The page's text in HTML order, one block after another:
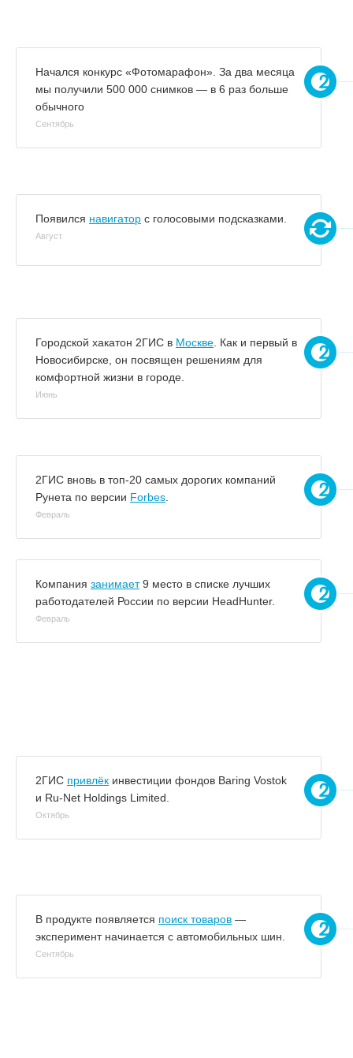
Начался конкурс «Фотомарафон». За два месяца
мы получили 500 000 снимков — в 6 раз больше
обычного
Сентябрь
Появился навигатор с голосовыми подсказками.
Август
Городской хакатон 2ГИС в Москве . Как и первый в
Новосибирске, он посвящен решениям для
комфортной жизни в городе.
Июнь
2ГИС вновь в топ-20 самых дорогих компаний
Рунета по версии Forbes
Февраль
Компания занимает9 место в списке лучших
работодателей России по версии HeadHunter.
Февраль
2ГИС привлёк инвестиции фондов Baring Vostok
и Ru-Net Holdings Limited.
Октябрь
В продукте появляется поиск товаров —
эксперимент начинается с автомобильных шин.
Сентябрь